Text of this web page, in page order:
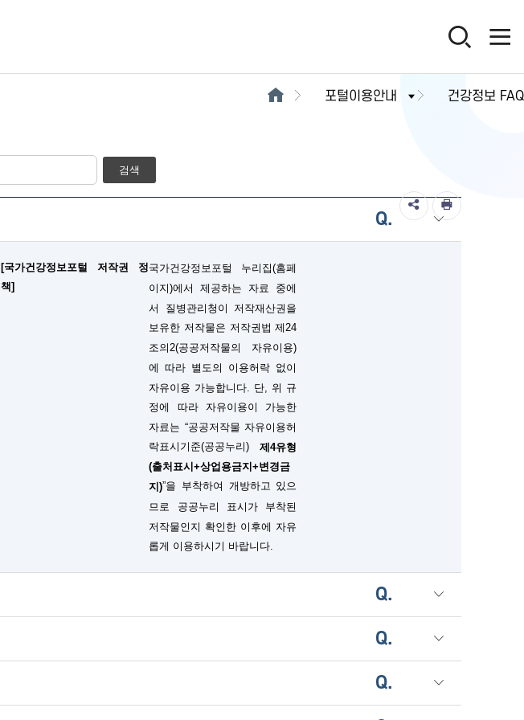
포털이용안내 건강정보 FAQ
검색
Q.
[국가건강정보포털 저작권 정
책]
국가건강정보포털 누리집(홈페
이지)에서 제공하는 자료 중에
서 질병관리청이 저작재산권을
보유한 저작물은 저작권법 제24
조의2(공공저작물의 자유이용)
에 따라 별도의 이용허락 없이
자유이용 가능합니다. 단, 위 규
정에 따라 자유이용이 가능한
자료는 “공공저작물 자유이용허
락표시기준(공공누리) 제4유형
(출처표시+상업용금지+변경금
지)”을 부착하여 개방하고 있으
므로 공공누리 표시가 부착된
저작물인지 확인한 이후에 자유
롭게 이용하시기 바랍니다.
Q.
Q.
Q.